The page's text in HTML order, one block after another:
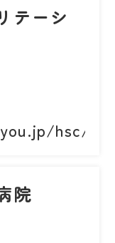
テーシ
hsc/
院